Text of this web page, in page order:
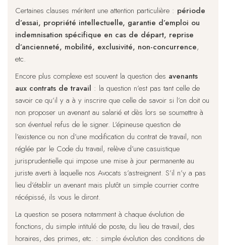
Certaines clauses méritent une attention particulière : période
d’essai, propriété intellectuelle, garantie d’emploi ou
indemnisation spécifique en cas de départ, reprise
d’ancienneté, mobilité, exclusivité, non-concurrence,
etc.
Encore plus complexe est souvent la question des avenants
aux contrats de travail : la question n’est pas tant celle de
savoir ce qu’il y a à y inscrire que celle de savoir si l’on doit ou
non proposer un avenant au salarié et dès lors se soumettre à
son éventuel refus de le signer. L’épineuse question de
l’existence ou non d’une modification du contrat de travail, non
réglée par le Code du travail, relève d’une casuistique
jurisprudentielle qui impose une mise à jour permanente au
juriste averti à laquelle nos Avocats s’astreignent. S’il n’y a pas
lieu d’établir un avenant mais plutôt un simple courrier contre
récépissé, ils vous le diront.
La question se posera notamment à chaque évolution de
fonctions, du simple intitulé de poste, du lieu de travail, des
horaires, des primes, etc. : simple évolution des conditions de